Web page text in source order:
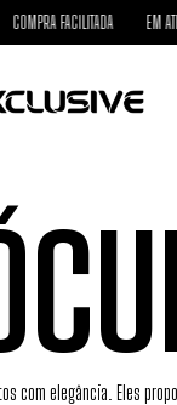
COMPRA FACILITADA EM ATÉ
com elegância. Eles